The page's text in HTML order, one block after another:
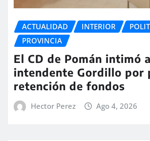
ACTUALIDAD INTERIOR
PROVINCIA
El CD de Pomán intimó
intendente Gordillo por
retención de fondos
Hector Perez Ago 4, 2026